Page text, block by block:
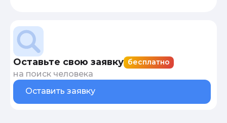
Оставьте свою заявку бесплатно
на поиск человека
Оставить заявку